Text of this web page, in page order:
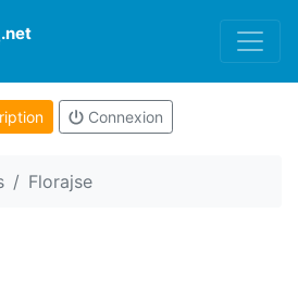
.net
Connexion
Florajse